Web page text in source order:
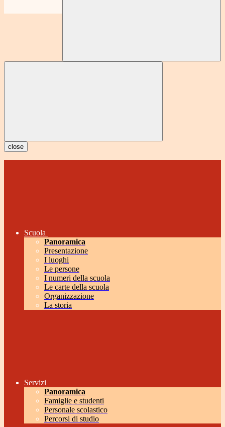
close
Scuola
Panoramica
Presentazione
I luoghi
Le persone
I numeri della scuola
Le carte della scuola
Organizzazione
La storia
Servizi
Panoramica
Famiglie e studenti
Personale scolastico
Percorsi di studio